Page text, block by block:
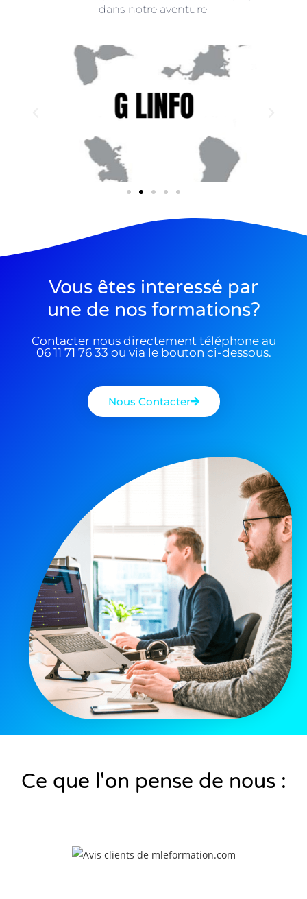
dans notre aventure.
Vous êtes interessé par
une de nos formations?
Contacter nous directement téléphone au
06 11 71 76 33 ou via le bouton ci-dessous.
Nous Contacter
Ce que l'on pense de nous :